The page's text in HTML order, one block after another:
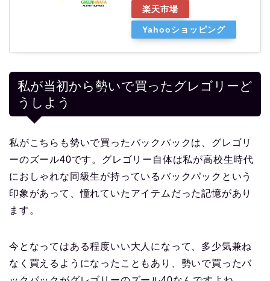
楽天市場
Yahooショッピング
私が当初から勢いで買ったグレゴリーど
うしよう
私がこちらも勢いで買ったバックパックは、グレゴリ
ーのズール40です。グレゴリー自体は私が高校生時代
におしゃれな同級生が持っているバックパックという
印象があって、憧れていたアイテムだった記憶があり
ます。
今となってはある程度いい大人になって、多少気兼ね
なく買えるようになったこともあり、勢いで買ったバ